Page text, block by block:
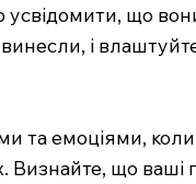
усвідомити, що
і
та емоціями,
Визнайте, що